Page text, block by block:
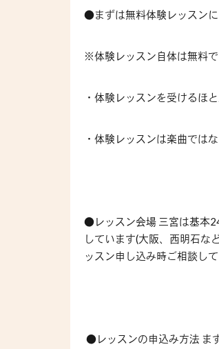
●まずは無料体験レッスン
※体験レッスン自体は無料で
・体験レッスンを受けるほ
・体験レッスンは楽曲では
●レッスン会場 三宮は基本
しています(大阪、西明石な
ッスン申し込み時ご相談し
●レッスンの申込み方法 ま